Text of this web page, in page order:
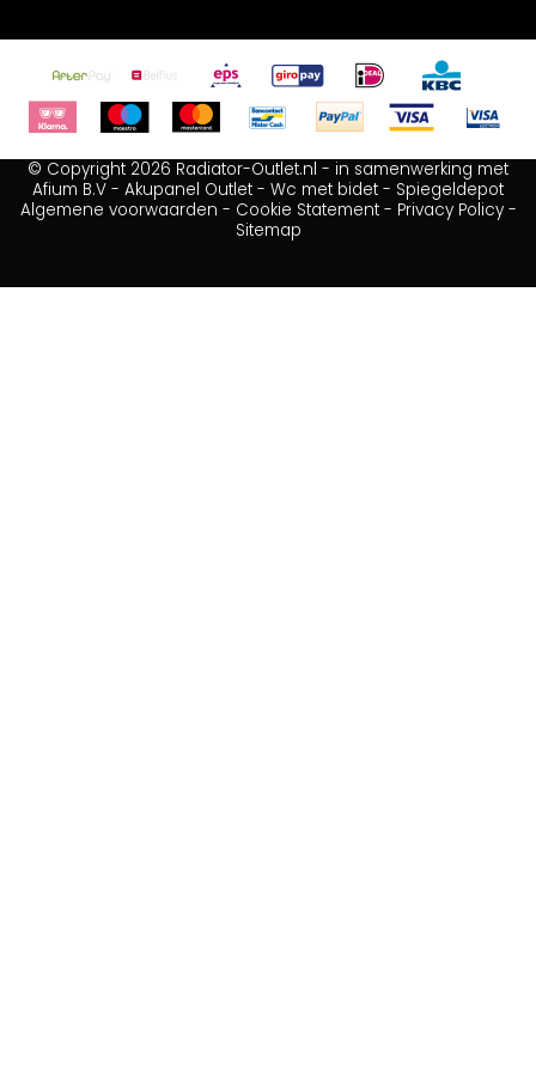
© Copyright 2026 Radiator-Outlet.nl - in samenwerking met
Afium B.V - Akupanel Outlet - Wc met bidet - Spiegeldepot
Algemene voorwaarden - Cookie Statement- Privacy Policy-
Sitemap